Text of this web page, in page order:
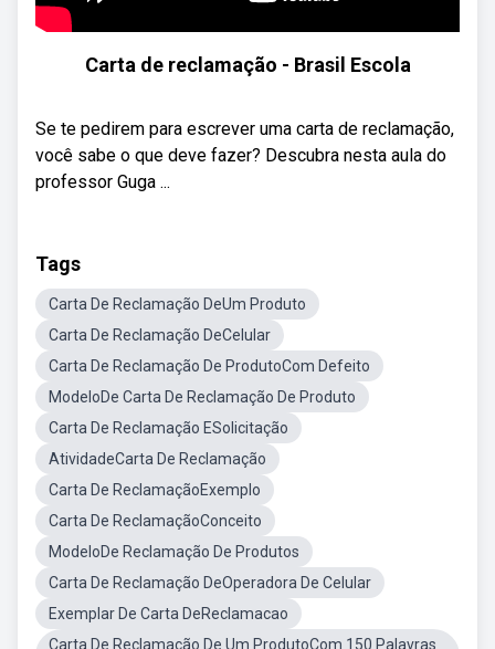
Carta de reclamação - Brasil Escola
Se te pedirem para escrever uma carta de reclamação,
você sabe o que deve fazer? Descubra nesta aula do
professor Guga ...
Tags
Carta De Reclamação DeUm Produto
Carta De Reclamação DeCelular
Carta De Reclamação De ProdutoCom Defeito
ModeloDe Carta De Reclamação De Produto
Carta De Reclamação ESolicitação
AtividadeCarta De Reclamação
Carta De ReclamaçãoExemplo
Carta De ReclamaçãoConceito
ModeloDe Reclamação De Produtos
Carta De Reclamação DeOperadora De Celular
Exemplar De Carta DeReclamacao
Carta De Reclamação De Um ProdutoCom 150 Palavras